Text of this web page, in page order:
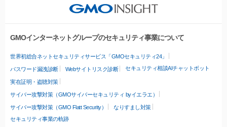
GMOインターネットグループのセキュリティ事業について
世界初総合ネットセキュリティサービス「GMOセキュリティ24」
パスワード漏洩診断 Webサイトリスク診断 セキュリティ相談AIチャットボット
実在証明・盗聴対策
サイバー攻撃対策（GMOサイバーセキュリティ byイエラエ）
サイバー攻撃対策（GMO Flatt Security）
なりすまし対策
セキュリティ事業の軌跡